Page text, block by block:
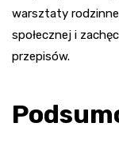
warsztaty
społecznej i
przepisów.